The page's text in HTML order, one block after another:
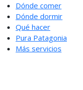
Dónde comer
Dónde dormir
Qué hacer
Pura Patagonia
Más servicios